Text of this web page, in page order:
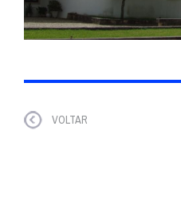
VOLTAR